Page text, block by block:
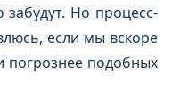
забудут. Но процесс-
если мы вскоре
погрознее подобных